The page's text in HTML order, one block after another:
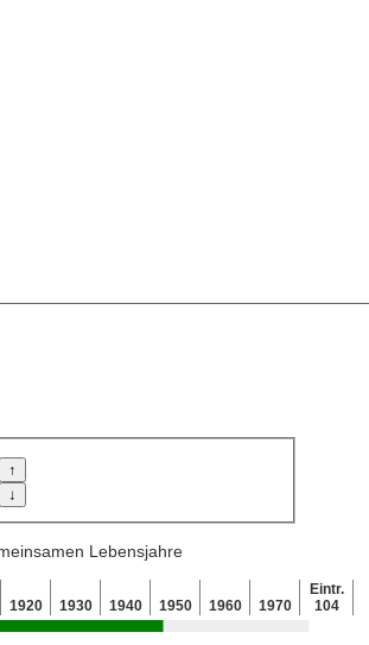
Lebensjahre
1920 1930 1940 1950 1960 1970
Eintr.
104